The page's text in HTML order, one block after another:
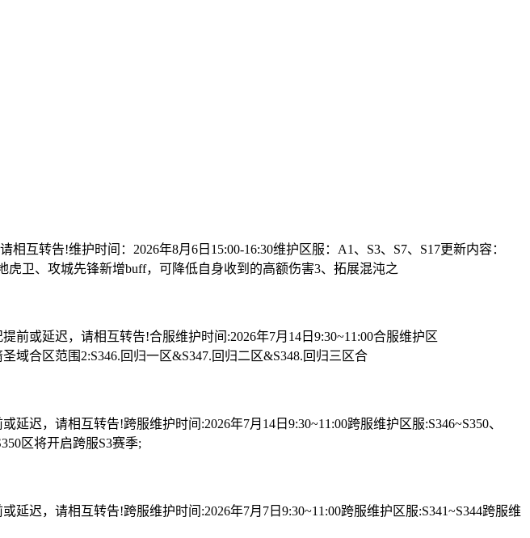
转告!维护时间：2026年8月6日15:00-16:30维护区服：A1、S3、S7、S17更新内容：
卫、攻城先锋新增buff，可降低自身收到的高额伤害3、拓展混沌之
或延迟，请相互转告!合服维护时间:2026年7月14日9:30~11:00合服维护区
域合区范围2:S346.回归一区&S347.回归二区&S348.回归三区合
迟，请相互转告!跨服维护时间:2026年7月14日9:30~11:00跨服维护区服:S346~S350、
区将开启跨服S3赛季;
迟，请相互转告!跨服维护时间:2026年7月7日9:30~11:00跨服维护区服:S341~S344跨服维